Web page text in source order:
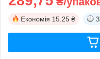
Економія 15.25 ₴